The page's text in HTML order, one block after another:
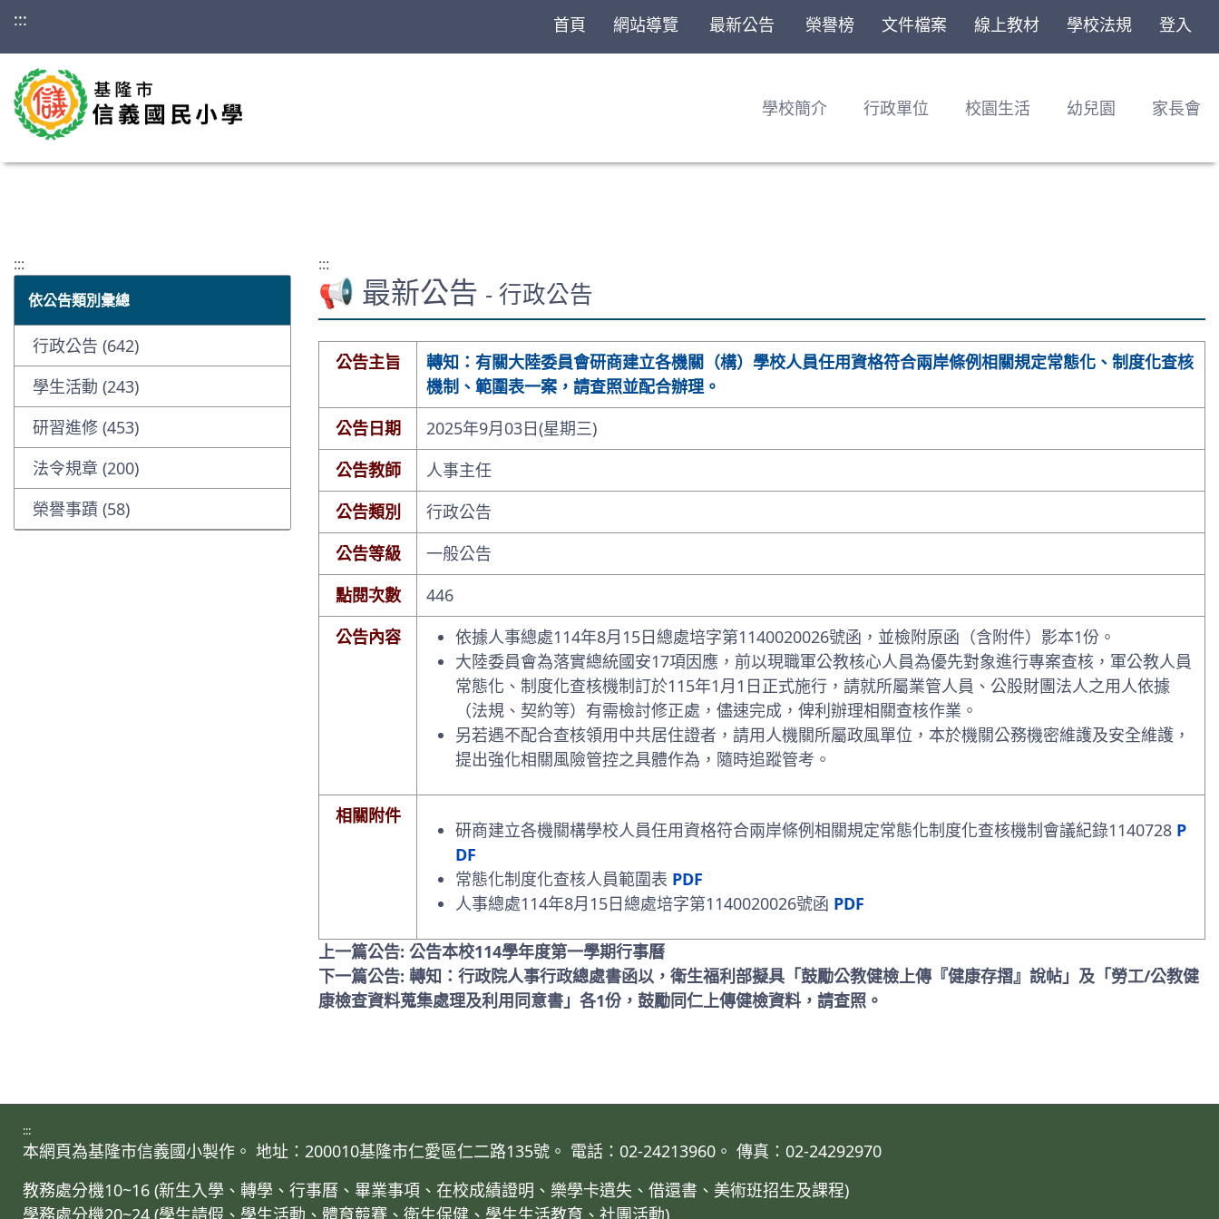
::: 首頁 網站導覽 最新公告 榮譽榜 文件檔案 線上教材 學校法規 登入
學校簡介 行政單位 校園生活 幼兒園 家長會
:::
依公告類別彙總
行政公告 (642)
學生活動 (243)
研習進修 (453)
法令規章 (200)
榮譽事蹟 (58)
:::
📢 最新公告 - 行政公告
公告主旨
轉知：有關大陸委員會研商建立各機關（構）學校人員任用資格符合兩岸條例相關規定常態化、制度化查核
機制、範圍表一案，請查照並配合辦理。
公告日期
2025年9月03日(星期三)
公告教師
人事主任
公告類別
行政公告
公告等級
一般公告
點閱次數
446
公告內容
依據人事總處114年8月15日總處培字第1140020026號函，並檢附原函（含附件）影本1份。
大陸委員會為落實總統國安17項因應，前以現職軍公教核心人員為優先對象進行專案查核，軍公教人員
常態化、制度化查核機制訂於115年1月1日正式施行，請就所屬業管人員、公股財團法人之用人依據
（法規、契約等）有需檢討修正處，儘速完成，俾利辦理相關查核作業。
另若遇不配合查核領用中共居住證者，請用人機關所屬政風單位，本於機關公務機密維護及安全維護，
提出強化相關風險管控之具體作為，隨時追蹤管考。
相關附件
研商建立各機關構學校人員任用資格符合兩岸條例相關規定常態化制度化查核機制會議紀錄1140728 P
DF
常態化制度化查核人員範圍表 PDF
人事總處114年8月15日總處培字第1140020026號函 PDF
上一篇公告: 公告本校114學年度第一學期行事曆
下一篇公告: 轉知：行政院人事行政總處書函以，衛生福利部擬具「鼓勵公教健檢上傳『健康存摺』說帖」及「勞工/公教健
康檢查資料蒐集處理及利用同意書」各1份，鼓勵同仁上傳健檢資料，請查照。
:::
本網頁為基隆市信義國小製作。 地址：200010基隆市仁愛區仁二路135號。 電話：02-24213960。 傳真：02-24292970
教務處分機10~16 (新生入學、轉學、行事曆、畢業事項、在校成績證明、樂學卡遺失、借還書、美術班招生及課程)
學務處分機20~24 (學生請假、學生活動、體育競賽、衛生保健、學生生活教育、社團活動)